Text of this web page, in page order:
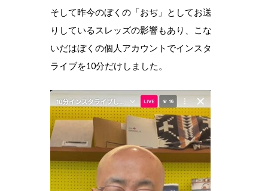
そして昨今のぼくの「おぢ」としてお送
りしているスレッズの影響もあり、こな
いだはぼくの個人アカウントでインスタ
ライブを10分だけしました。